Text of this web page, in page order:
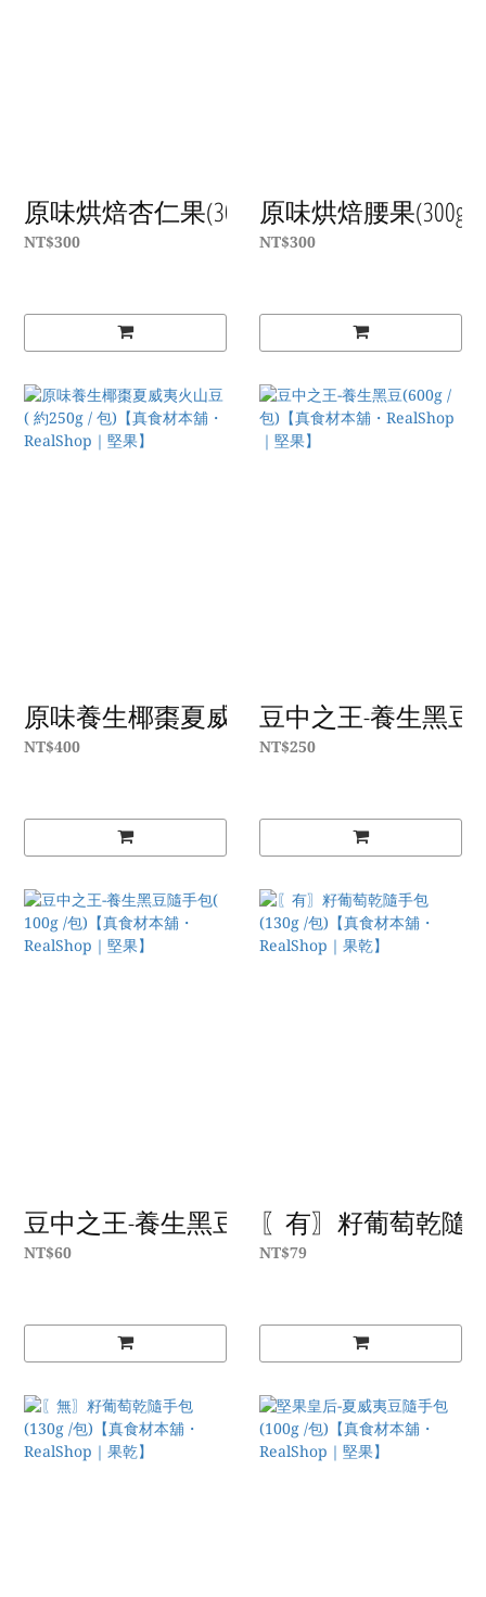
原味烘焙杏仁果(300g/包)【真食材本舖・
NT$300
原味烘焙腰果(300g/
NT$300
原味養生椰棗夏威夷火山豆( 約250g / 包)
NT$400
豆中之王-養生黑豆
NT$250
豆中之王-養生黑豆隨手包( 100g /包)【真
NT$60
〖有〗籽葡萄乾隨
NT$79